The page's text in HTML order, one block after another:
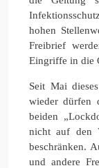
hohen
Freibrief
Eingriffe in die
Seit Mai
wieder dürfen
beiden
nicht auf den
beschränken.
und andere